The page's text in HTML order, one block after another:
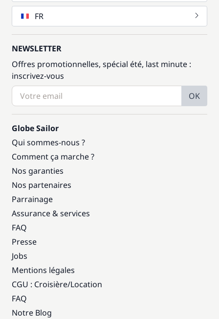
FR
NEWSLETTER
Offres promotionnelles, spécial été, last minute :
inscrivez-vous
OK
Globe Sailor
Qui sommes-nous ?
Comment ça marche ?
Nos garanties
Nos partenaires
Parrainage
Assurance & services
FAQ
Presse
Jobs
Mentions légales
CGU : Croisière/Location
FAQ
Notre Blog